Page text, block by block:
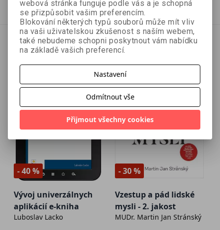
Přidat do košíku Přidat do košíku
- 40 %
Vývoj univerzálnych
aplikácií e-kniha
Luboslav Lacko
- 30 %
Vzestup a pád lidské
mysli - 2. jakost
MUDr. Martin Jan Stránský
webová stránka funguje podle vás a je schopná
se přizpůsobit vašim preferencím.
Blokování některých typů souborů může mít vliv
na vaši uživatelskou zkušenost s naším webem,
také nebudeme schopni poskytnout vám nabídku
na základě vašich preferencí.
Nastavení
Odmítnout vše
Přijmout všechny cookies